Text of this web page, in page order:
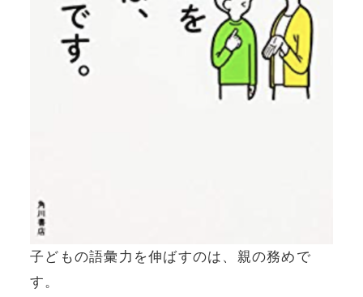
子どもの語彙力を伸ばすのは、親の務めで
す。